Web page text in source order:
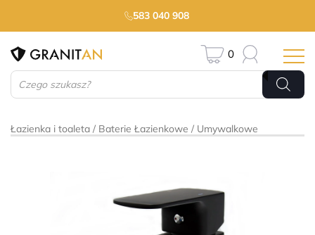
583 040 908
Wyszukiwarka
produktów
0
Łazienka i toaleta Baterie Łazienkowe Umywalkowe